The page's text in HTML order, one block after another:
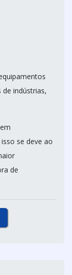
indústrias,
se deve ao
de